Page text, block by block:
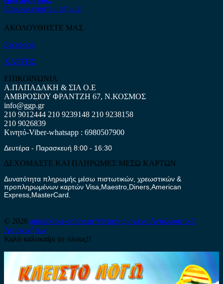
Επικοινωνήστε μαζί μας
ΑΚΟΛΟΥΘΗΣΤΕ ΜΑΣ
Facebook
ΧΑΡΤΗΣ
ΕΠΙΚΟΙΝΩΝΙΑ
Α.ΠΑΠΑΔΑΚΗ & ΣΙΑ Ο.Ε
ΑΜΒΡΟΣΙΟΥ ΦΡΑΝΤΖΗ 67, Ν.ΚΟΣΜΟΣ
info@ggp.gr
210 9012444 210 9239148 210 9238158
210 9026839
Κινητό-Viber-whatsapp : 6980507900
Δευτέρα - Παρασκευή 8:00 - 16:30
ΔΕΧΟΜΑΣΤΕ ΚΑΙ ΠΛΗΡΩΜΕΣ ΜΕΣΩ ΚΑΡΤΩΝ
Δυνατότητα πληρωμής μέσω πιστωτικών, χρεωστικών &
προπληρωμένων καρτών Visa,Maestro,Diners,American
Express,MasterCard.
© 2026 antalaktika-online.grΜεταχειρισμένα Ανταλλακτικά
Αυτοκινήτων
Καλό καλοκαίρι σε όλους!!